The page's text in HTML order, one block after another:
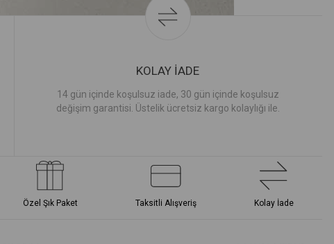
KOLAY İADE
14 gün içinde koşulsuz iade, 30 gün içinde koşulsuz
değişim garantisi. Üstelik ücretsiz kargo kolaylığı ile.
Özel Şık Paket Taksitli Alışveriş Kolay İade